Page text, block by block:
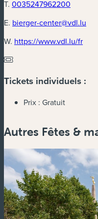
T. 0035247962200
E. bierger-center@vdl.lu
W. https://www.vdl.lu/fr
Tickets individuels :
Prix : Gratuit
Autres Fêtes &